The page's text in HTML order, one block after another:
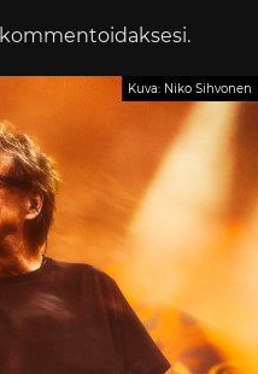
kommentoidaksesi.
Kuva: Niko Sihvonen